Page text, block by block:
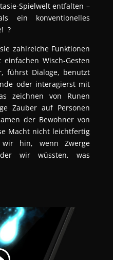
Spielwelt entfalten –
ein konventionelles
?
zahlreiche Funktionen
Wisch-Gesten
führst Dialoge, benutzt
oder interagierst mit
zeichnen von Runen
Zauber auf Personen
der Bewohner von
Macht nicht leichtfertig
wir hin, wenn Zwerge
wir wüssten, was